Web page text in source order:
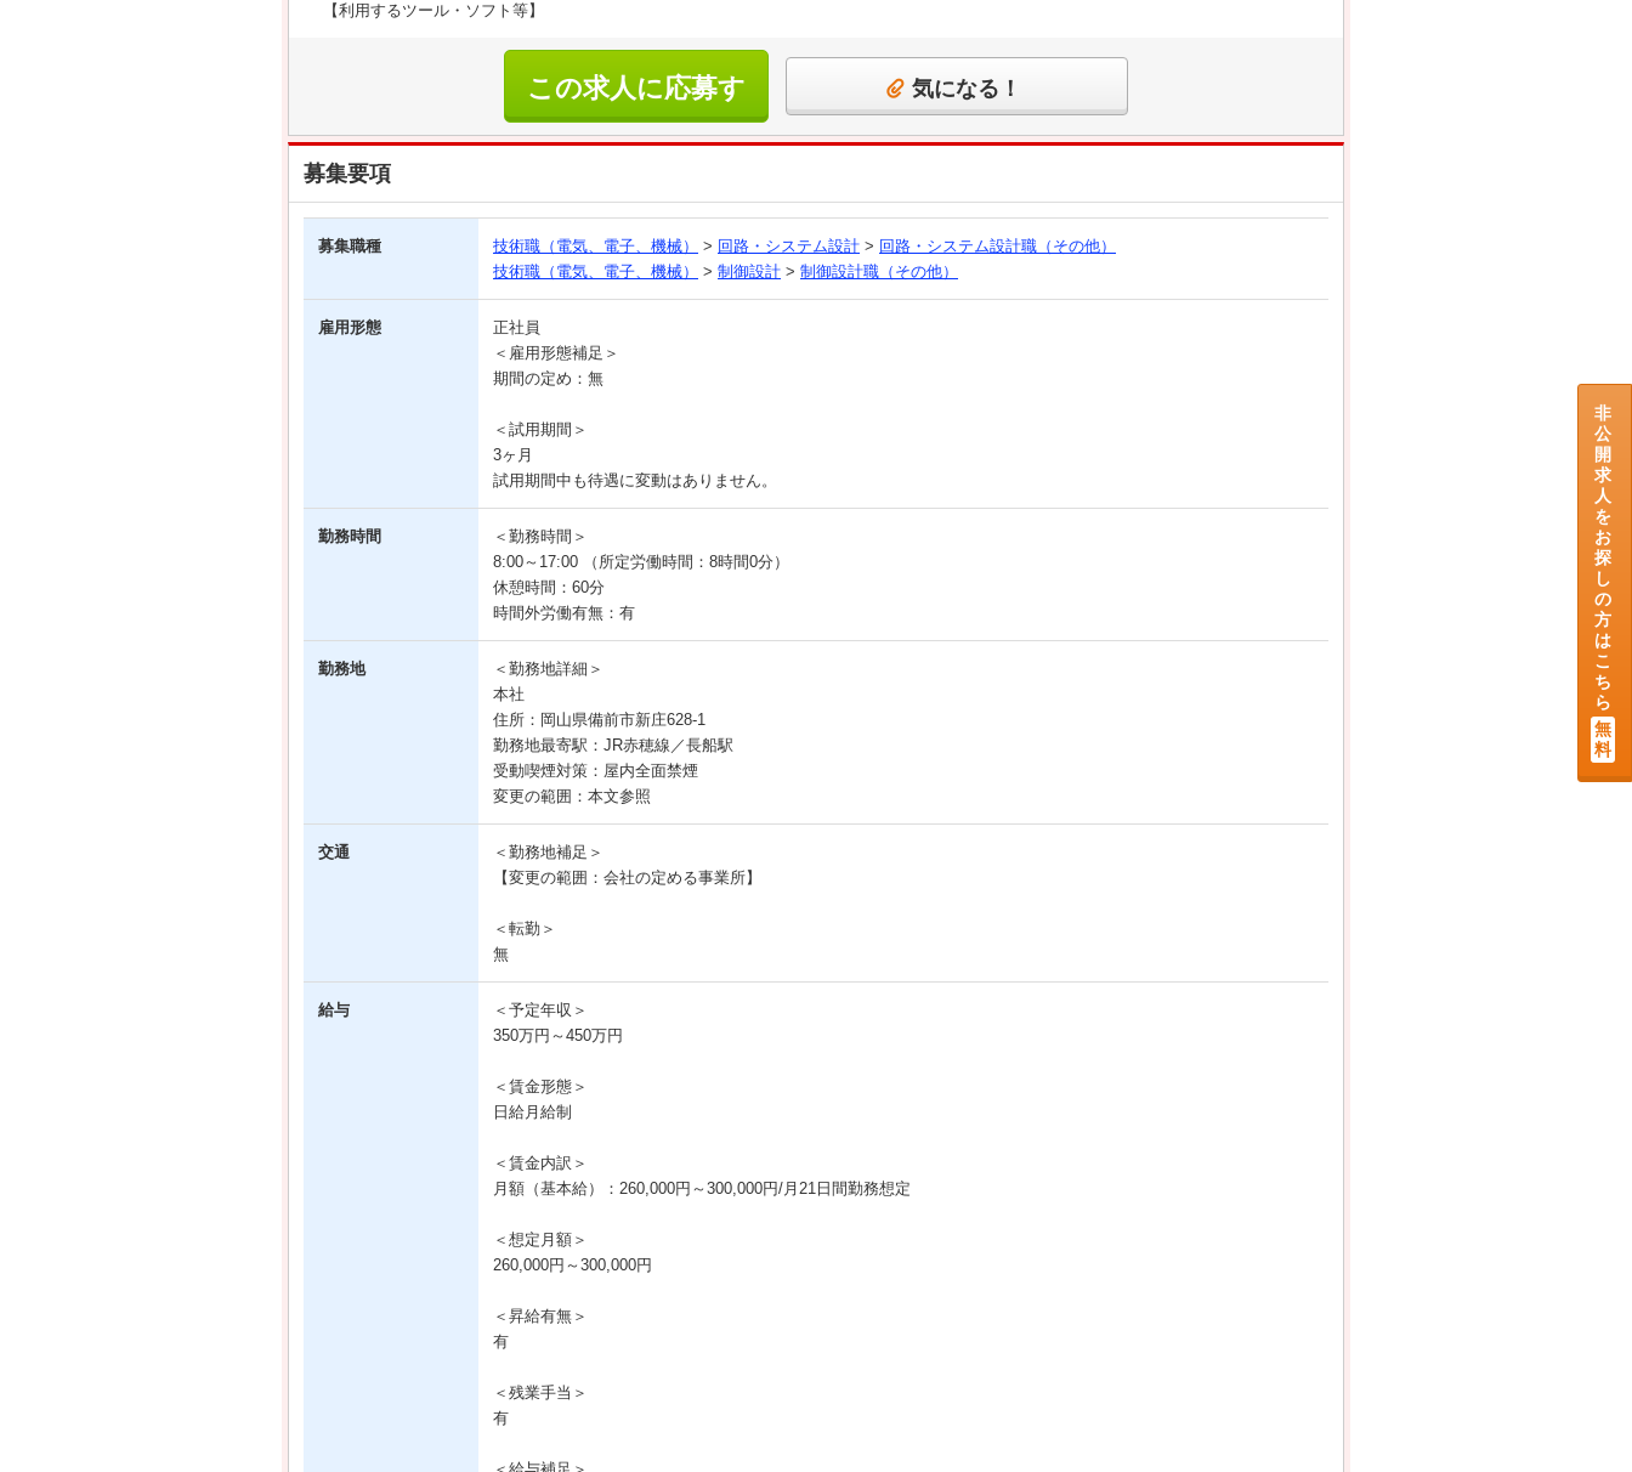
【利用するツール・ソフト等】
この求人に応募す
る
気になる！
募集要項
募集職種 技術職（電気、電子、機械） > 回路・システム設計 > 回路・システム設計職（その他）
技術職（電気、電子、機械）
> 制御設計 > 制御設計職（その他）
雇用形態
正社員
＜雇用形態補足＞
期間の定め：無
＜試用期間＞
3ヶ月
試用期間中も待遇に変動はありません。
勤務時間
＜勤務時間＞
8:00～17:00 （所定労働時間：8時間0分）
休憩時間：60分
時間外労働有無：有
勤務地
＜勤務地詳細＞
本社
住所：岡山県備前市新庄628-1
勤務地最寄駅：JR赤穂線／長船駅
受動喫煙対策：屋内全面禁煙
変更の範囲：本文参照
交通
＜勤務地補足＞
【変更の範囲：会社の定める事業所】
＜転勤＞
無
給与
＜予定年収＞
350万円～450万円
＜賃金形態＞
日給月給制
＜賃金内訳＞
月額（基本給）：260,000円～300,000円/月21日間勤務想定
＜想定月額＞
260,000円～300,000円
＜昇給有無＞
有
＜残業手当＞
有
非
公
開
求
人
を
お
探
し
の
方
は
こ
ち
ら
無
料